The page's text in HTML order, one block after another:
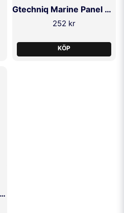
Gtechniq Marine Panel Wipe
252 kr
KÖP
Tornador SpeedShine Clay Rondell 152mm